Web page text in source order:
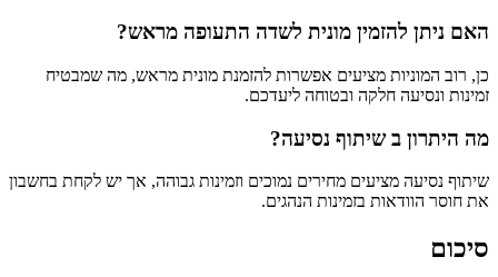
האם ניתן להזמין מונית לשדה התעופה מראש?
כן, רוב המוניות מציעים אפשרות להזמנת מונית מראש, מה שמבטיח
זמינות ונסיעה חלקה ובטוחה ליעדכם.
מה היתרון ב שיתוף נסיעה?
שיתוף נסיעה מציעים מחירים נמוכים וזמינות גבוהה, אך יש לקחת בחשבון
את חוסר הוודאות בזמינות הנהגים.
סיכום